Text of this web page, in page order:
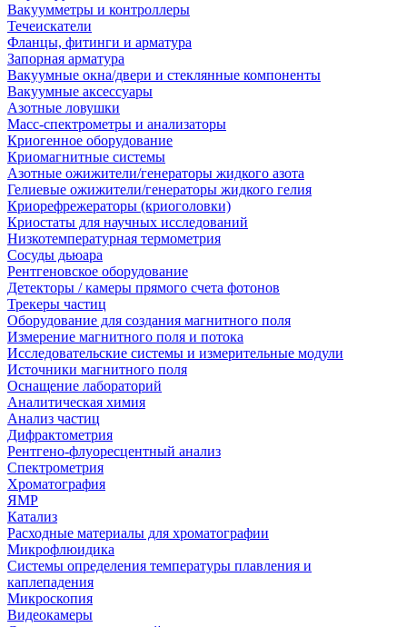
Вакуумметры и контроллеры
Течеискатели
Фланцы, фитинги и арматура
Запорная арматура
Вакуумные окна/двери и стеклянные компоненты
Вакуумные аксессуары
Азотные ловушки
Масс-спектрометры и анализаторы
Криогенное оборудование
Криомагнитные системы
Азотные ожижители/генераторы жидкого азота
Гелиевые ожижители/генераторы жидкого гелия
Криорефрежераторы (криоголовки)
Криостаты для научных исследований
Низкотемпературная термометрия
Сосуды дьюара
Рентгеновское оборудование
Детекторы / камеры прямого счета фотонов
Трекеры частиц
Оборудование для создания магнитного поля
Измерение магнитного поля и потока
Исследовательские системы и измерительные модули
Источники магнитного поля
Оснащение лабораторий
Аналитическая химия
Анализ частиц
Дифрактометрия
Рентгено-флуоресцентный анализ
Спектрометрия
Хроматография
ЯМР
Катализ
Расходные материалы для хроматографии
Микрофлюидика
Системы определения температуры плавления и
каплепадения
Микроскопия
Видеокамеры